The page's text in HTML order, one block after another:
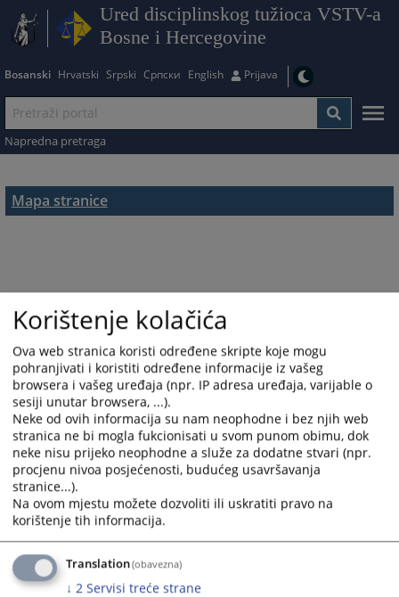
Ured disciplinskog tužioca VSTV-a
Bosne i Hercegovine
Bosanski Hrvatski Srpski Српски English Prijava
Napredna pretraga
Mapa stranice
Korištenje kolačića
Ova web stranica koristi određene skripte koje mogu
pohranjivati i koristiti određene informacije iz vašeg
browsera i vašeg uređaja (npr. IP adresa uređaja, varijable o
sesiji unutar browsera, ...).
Neke od ovih informacija su nam neophodne i bez njih web
stranica ne bi mogla fukcionisati u svom punom obimu, dok
neke nisu prijeko neophodne a služe za dodatne stvari (npr.
procjenu nivoa posjećenosti, budućeg usavršavanja
stranice...).
Na ovom mjestu možete dozvoliti ili uskratiti pravo na
korištenje tih informacija.
Translation(obavezna)
↓ 2 Servisi treće strane